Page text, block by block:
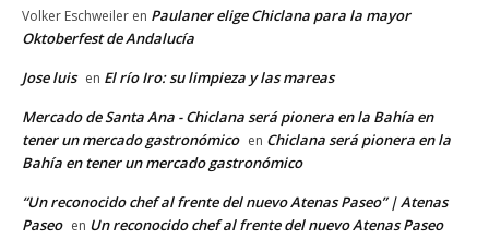
Volker Eschweiler en Paulaner elige Chiclana para la mayor
Oktoberfest de Andalucía
Jose luis en El río Iro: su limpieza y las mareas
Mercado de Santa Ana - Chiclana será pionera en la Bahía en
tener un mercado gastronómico en Chiclana será pionera en la
Bahía en tener un mercado gastronómico
“Un reconocido chef al frente del nuevo Atenas Paseo” | Atenas
Paseo en Un reconocido chef al frente del nuevo Atenas Paseo